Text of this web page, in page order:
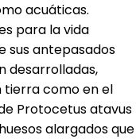
acuáticas.
para la vida
sus antepasados
desarrolladas,
como en el
Protocetus atavus
alargados que